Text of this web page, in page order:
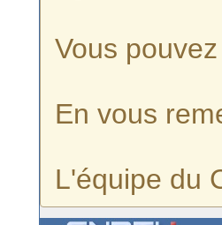
Vous
En vous
L'équipe du